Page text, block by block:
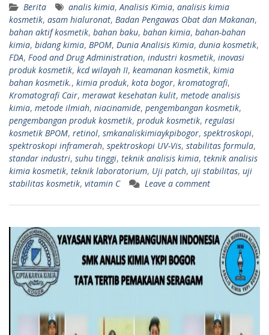
Berita analis kimia, Analisis Kimia, analisis kimia
kosmetik, asam hialuronat, Badan Pengawas Obat dan Makanan,
bahan aktif kosmetik, bahan baku, bahan kimia, bahan-bahan
kimia, bidang kimia, BPOM, Dunia Analisis Kimia, dunia kosmetik,
FDA, Food and Drug Administration, industri kosmetik, inovasi
produk kosmetik, kcd wilayah II, keamanan kosmetik, kimia
bahan kosmetik., kimia produk, kota bogor, kromatografi,
Kromatografi Cair, merawat kesehatan kulit, metode analisis
kimia, metode ilmiah, niacinamide, pengembangan kosmetik,
pengembangan produk kosmetik, produk kosmetik, regulasi
kosmetik BPOM, retinol, smkanaliskimiaykpibogor, spektroskopi,
spektroskopi inframerah, spektroskopi UV-Vis, stabilitas formula,
standar industri, suhu tinggi, teknik analisis kimia, teknik analisis
kimia kosmetik, teknik laboratorium, Uji patch, uji stabilitas, uji
stabilitas kosmetik, vitamin C Leave a comment